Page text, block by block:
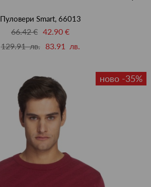
Пуловери Smart, 66013
66.42 € 42.90 €
129.91 лв.
83.91 лв.
ново -35%